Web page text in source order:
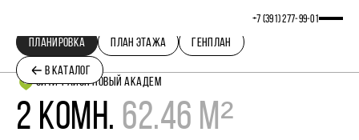
+7 (391) 277‒99‒01
В КАТАЛОГ
ПЛАНИРОВКА ПЛАН ЭТАЖА ГЕНПЛАН
СИТИ-РАЙОН НОВЫЙ АКАДЕМ
2 КОМН. 62.46 М²